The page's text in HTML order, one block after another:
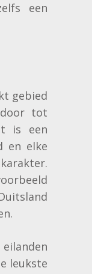
een
gebied
tot
is een
en elke
leukste